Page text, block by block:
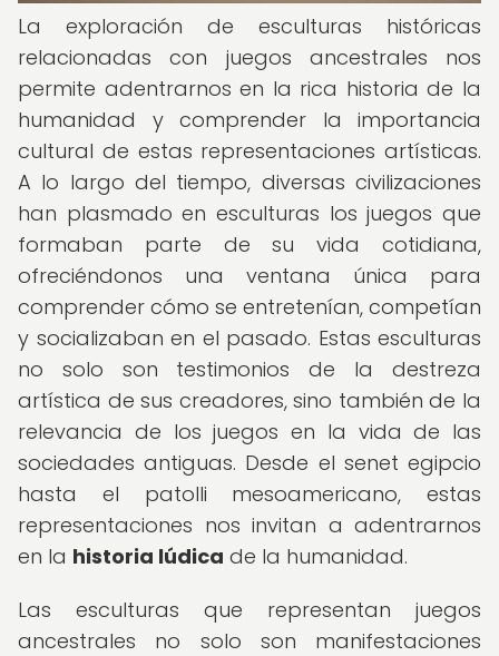
La exploración de esculturas históricas
relacionadas con juegos ancestrales nos
permite adentrarnos en la rica historia de la
humanidad y comprender la importancia
cultural de estas representaciones artísticas.
A lo largo del tiempo, diversas civilizaciones
han plasmado en esculturas los juegos que
formaban parte de su vida cotidiana,
ofreciéndonos una ventana única para
comprender cómo se entretenían, competían
y socializaban en el pasado. Estas esculturas
no solo son testimonios de la destreza
artística de sus creadores, sino también de la
relevancia de los juegos en la vida de las
sociedades antiguas. Desde el senet egipcio
hasta el patolli mesoamericano, estas
representaciones nos invitan a adentrarnos
en la historia lúdica de la humanidad.
Las esculturas que representan juegos
ancestrales no solo son manifestaciones